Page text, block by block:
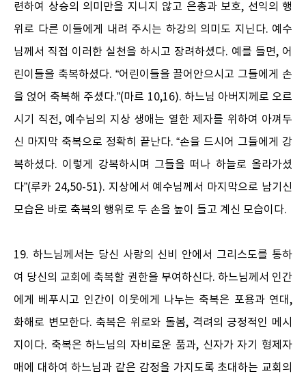
련하여 상승의 의미만을 지니지 않고 은총과 보호, 선익의 행
위로 다른 이들에게 내려 주시는 하강의 의미도 지닌다. 예수
님께서 직접 이러한 실천을 하시고 장려하셨다. 예를 들면, 어
린이들을 축복하셨다. “어린이들을 끌어안으시고 그들에게 손
을 얹어 축복해 주셨다.”(마르 10,16). 하느님 아버지께로 오르
시기 직전, 예수님의 지상 생애는 열한 제자를 위하여 아껴두
신 마지막 축복으로 정확히 끝난다. “손을 드시어 그들에게 강
복하셨다. 이렇게 강복하시며 그들을 떠나 하늘로 올라가셨
다”(루카 24,50-51). 지상에서 예수님께서 마지막으로 남기신
모습은 바로 축복의 행위로 두 손을 높이 들고 계신 모습이다.
19. 하느님께서는 당신 사랑의 신비 안에서 그리스도를 통하
여 당신의 교회에 축복할 권한을 부여하신다. 하느님께서 인간
에게 베푸시고 인간이 이웃에게 나누는 축복은 포용과 연대,
화해로 변모한다. 축복은 위로와 돌봄, 격려의 긍정적인 메시
지이다. 축복은 하느님의 자비로운 품과, 신자가 자기 형제자
매에 대하여 하느님과 같은 감정을 가지도록 초대하는 교회의